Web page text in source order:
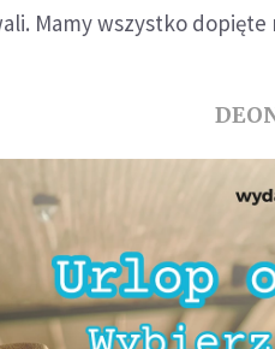
Mamy wszystko dopięte